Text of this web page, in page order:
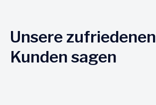
Unsere zufriedenen
Kunden sagen